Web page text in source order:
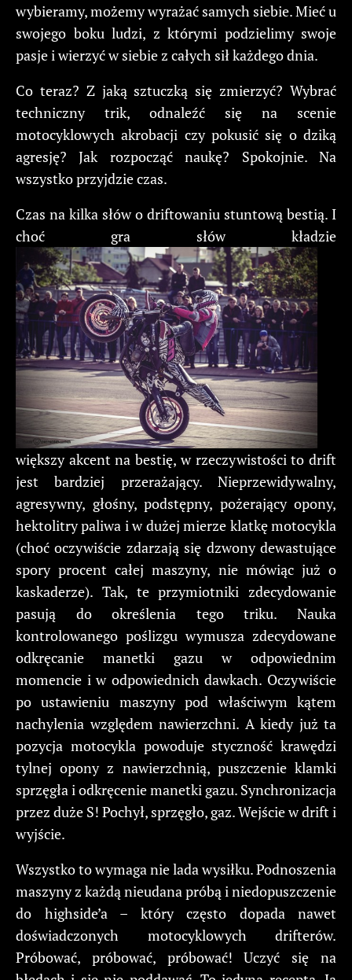
wybieramy, możemy wyrażać samych siebie. Mieć u
swojego boku ludzi, z którymi podzielimy swoje
pasje i wierzyć w siebie z całych sił każdego dnia.
Co teraz? Z jaką sztuczką się zmierzyć? Wybrać
techniczny trik, odnaleźć się na scenie
motocyklowych akrobacji czy pokusić się o dziką
agresję? Jak rozpocząć naukę? Spokojnie. Na
wszystko przyjdzie czas.
Czas na kilka słów o driftowaniu stuntową bestią. I
choć gra słów kładzie
większy akcent na bestię, w rzeczywistości to drift
jest bardziej przerażający. Nieprzewidywalny,
agresywny, głośny, podstępny, pożerający opony,
hektolitry paliwa i w dużej mierze klatkę motocykla
(choć oczywiście zdarzają się dzwony dewastujące
spory procent całej maszyny, nie mówiąc już o
kaskaderze). Tak, te przymiotniki zdecydowanie
pasują do określenia tego triku. Nauka
kontrolowanego poślizgu wymusza zdecydowane
odkręcanie manetki gazu w odpowiednim
momencie i w odpowiednich dawkach. Oczywiście
po ustawieniu maszyny pod właściwym kątem
nachylenia względem nawierzchni. A kiedy już ta
pozycja motocykla powoduje styczność krawędzi
tylnej opony z nawierzchnią, puszczenie klamki
sprzęgła i odkręcenie manetki gazu. Synchronizacja
przez duże S! Pochył, sprzęgło, gaz. Wejście w drift i
wyjście.
Wszystko to wymaga nie lada wysiłku. Podnoszenia
maszyny z każdą nieudana próbą i niedopuszczenie
do highside’a – który często dopada nawet
doświadczonych motocyklowych drifterów.
Próbować, próbować, próbować! Uczyć się na